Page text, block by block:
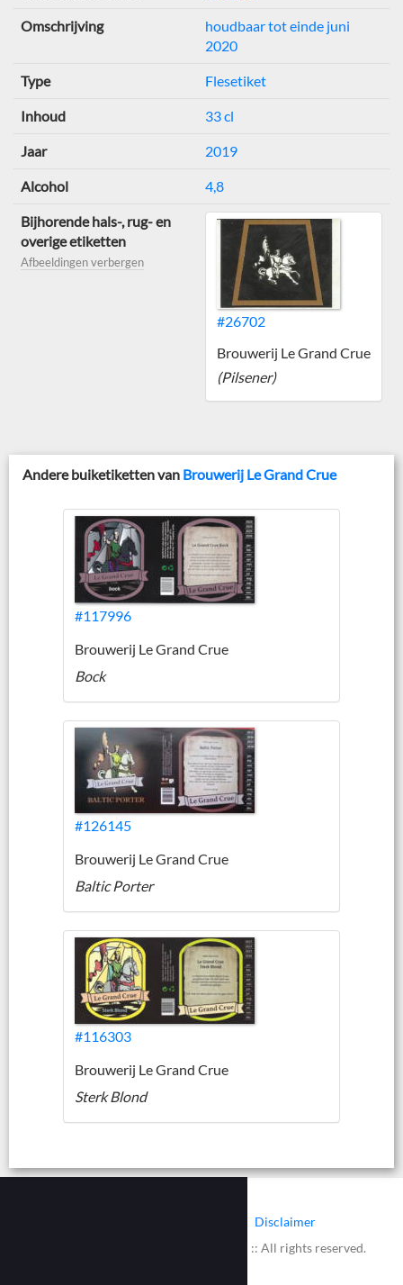
Omschrijving
houdbaar tot einde juni
2020
Type Flesetiket
Inhoud 33 cl
Jaar 2019
Alcohol 4,8
Bijhorende hals-, rug- en
overige etiketten
Afbeeldingen verbergen
#26702
Brouwerij Le Grand Crue
(Pilsener)
Andere buiketiketten van Brouwerij Le Grand Crue
#117996
Brouwerij Le Grand Crue
Bock
#126145
Brouwerij Le Grand Crue
Baltic Porter
#116303
Brouwerij Le Grand Crue
Sterk Blond
Disclaimer
© 2002 - 2026 :: www.bieretiketten.nl :: All rights reserved.